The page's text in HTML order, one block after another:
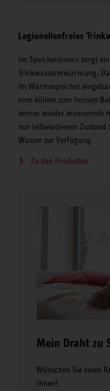
Legionellenfreies
Im Speicherinnern sorgt
Trinkwassererwärmung.
im Wärmespeicher
vom kühlen zum heissen
immer wieder erneuernde
nur teilbeladenem
Wasser zur Verfügung
Zu den Produkten
Mein Draht zu
Wünschen Sie einen
Ihnen!